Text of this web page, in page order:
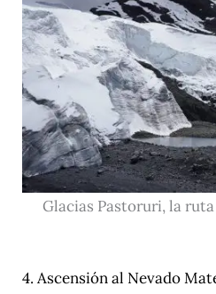
Glacias Pastoruri, la
4. Ascensión al Nevado